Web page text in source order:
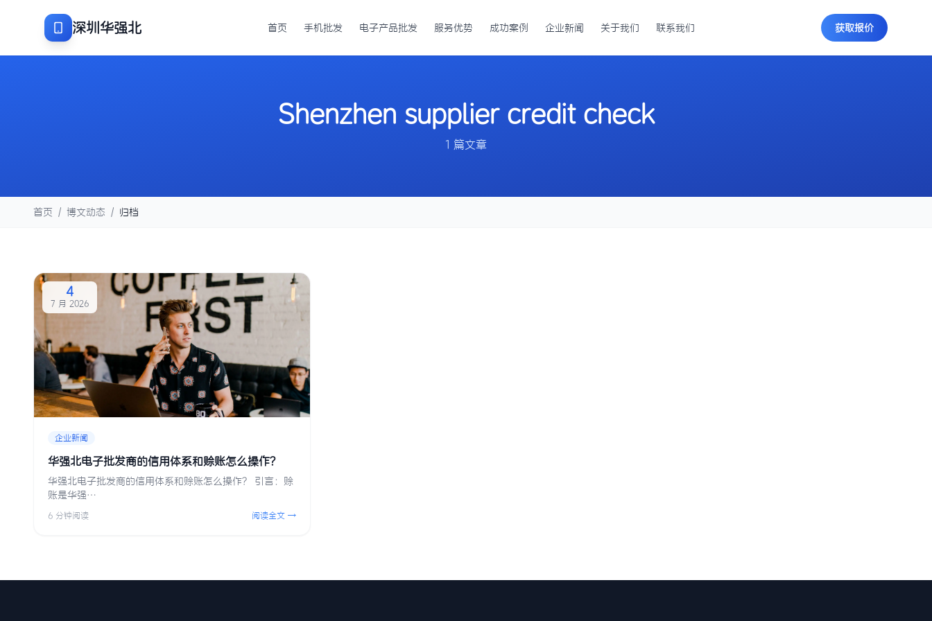
深圳华强北 首页 手机批发 电子产品批发 服务优势 成功案例 企业新闻 关于我们 联系我们 获取报价
Shenzhen supplier credit check
1 篇文章
首页 / 博文动态 / 归档
4
7 月 2026
企业新闻
华强北电子批发商的信用体系和赊账怎么操作？
华强北电子批发商的信用体系和赊账怎么操作？ 引言：赊
账是华强…
6 分钟阅读 阅读全文 →